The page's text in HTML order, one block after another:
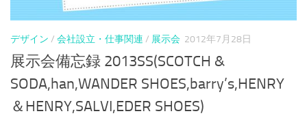
デザイン / 会社設立・仕事関連 / 展示会 2012年7月28日
展示会備忘録 2013SS(SCOTCH &
SODA,han,WANDER SHOES,barry’s,HENRY
＆HENRY,SALVI,EDER SHOES)